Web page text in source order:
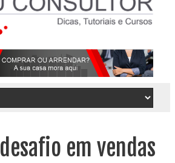
em vendas